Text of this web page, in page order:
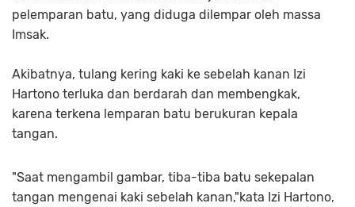
pelemparan batu, yang diduga dilempar oleh massa
Imsak.
Akibatnya, tulang kering kaki ke sebelah kanan Izi
Hartono terluka dan berdarah dan membengkak,
karena terkena lemparan batu berukuran kepala
tangan.
"Saat mengambil gambar, tiba-tiba batu sekepalan
tangan mengenai kaki sebelah kanan,"kata Izi Hartono,